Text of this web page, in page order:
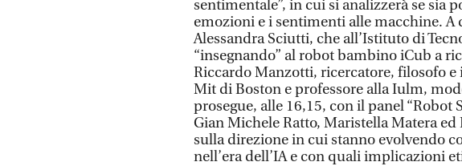
sentimentale”, in cui si analizzerà se sia
emozioni e i sentimenti alle macchine. A
Alessandra Sciutti, che all’Istituto di
“insegnando” al robot bambino iCub a
Riccardo Manzotti, ricercatore, filosofo e
Mit di Boston e professore alla Iulm,
prosegue, alle 16,15, con il panel “Robot
Gian Michele Ratto, Maristella Matera
sulla direzione in cui stanno evolvendo
nell’era dell’IA e con quali implicazioni